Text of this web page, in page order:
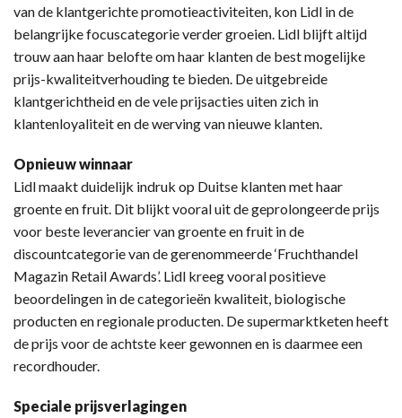
van de klantgerichte promotieactiviteiten, kon Lidl in de
belangrijke focuscategorie verder groeien. Lidl blijft altijd
trouw aan haar belofte om haar klanten de best mogelijke
prijs-kwaliteitverhouding te bieden. De uitgebreide
klantgerichtheid en de vele prijsacties uiten zich in
klantenloyaliteit en de werving van nieuwe klanten.
Opnieuw winnaar
Lidl maakt duidelijk indruk op Duitse klanten met haar
groente en fruit. Dit blijkt vooral uit de geprolongeerde prijs
voor beste leverancier van groente en fruit in de
discountcategorie van de gerenommeerde ‘Fruchthandel
Magazin Retail Awards’. Lidl kreeg vooral positieve
beoordelingen in de categorieën kwaliteit, biologische
producten en regionale producten. De supermarktketen heeft
de prijs voor de achtste keer gewonnen en is daarmee een
recordhouder.
Speciale prijsverlagingen